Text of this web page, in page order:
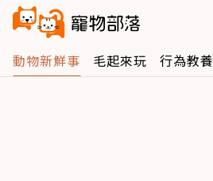
動物新鮮事 毛起來玩 行為教養